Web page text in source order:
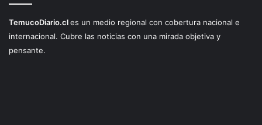
TemucoDiario.cles un medio regional con cobertura nacional e
internacional. Cubre las noticias con una mirada objetiva y
pensante.